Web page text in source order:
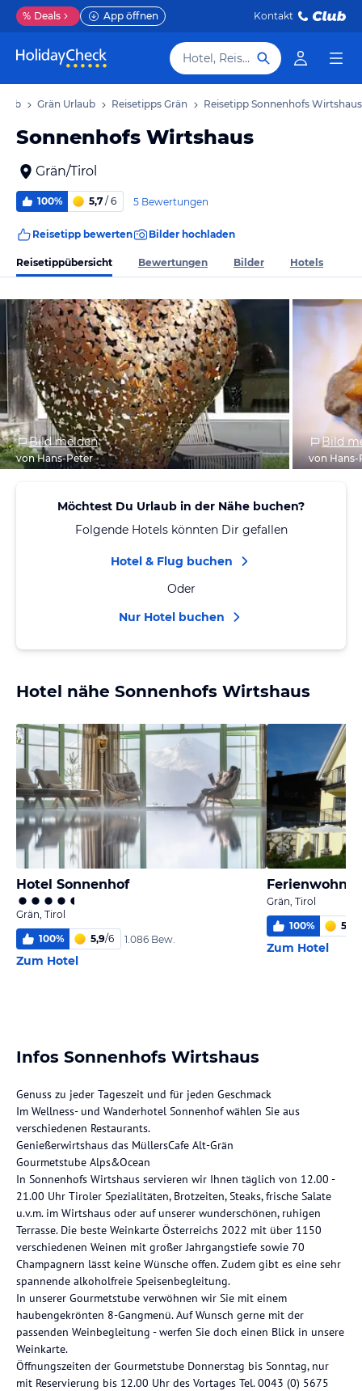
% Deals App öffnen Kontakt
Hotel, Reiseziel
Grän Urlaub Reisetipps Grän Reisetipp Sonnenhofs Wirtshaus
Sonnenhofs Wirtshaus
Grän/Tirol
100% 5,7 / 6 5 Bewertungen
Reisetipp bewerten Bilder hochladen
Reisetippübersicht Bewertungen Bilder Hotels
Bild melden
von Hans-Peter
Bild
von Hans-
Möchtest Du Urlaub in der Nähe buchen?
Folgende Hotels könnten Dir gefallen
Hotel & Flug buchen
Oder
Nur Hotel buchen
Hotel nähe Sonnenhofs Wirtshaus
Hotel Sonnenhof
Grän, Tirol
100% 5,9/6 1.086 Bew.
Zum Hotel
Grän, Tirol
100% 5,9
Zum Hotel
Infos Sonnenhofs Wirtshaus
Genuss zu jeder Tageszeit und für jeden Geschmack
Im Wellness- und Wanderhotel Sonnenhof wählen Sie aus
verschiedenen Restaurants.
Genießerwirtshaus das MüllersCafe Alt-Grän
Gourmetstube Alps&Ocean
In Sonnenhofs Wirtshaus servieren wir Ihnen täglich von 12.00 -
21.00 Uhr Tiroler Spezialitäten, Brotzeiten, Steaks, frische Salate
u.v.m. im Wirtshaus oder auf unserer wunderschönen, ruhigen
Terrasse. Die beste Weinkarte Österreichs 2022 mit über 1150
verschiedenen Weinen mit großer Jahrgangstiefe sowie 70
Champagnern lässt keine Wünsche offen. Zudem gibt es eine sehr
spannende alkoholfreie Speisenbegleitung.
In unserer Gourmetstube verwöhnen wir Sie mit einem
haubengekrönten 8-Gangmenü. Auf Wunsch gerne mit der
passenden Weinbegleitung - werfen Sie doch einen Blick in unsere
Weinkarte.
Öffnungszeiten der Gourmetstube Donnerstag bis Sonntag, nur
mit Reservierung bis 12.00 Uhr des Vortages Tel. 0043 (0) 5675